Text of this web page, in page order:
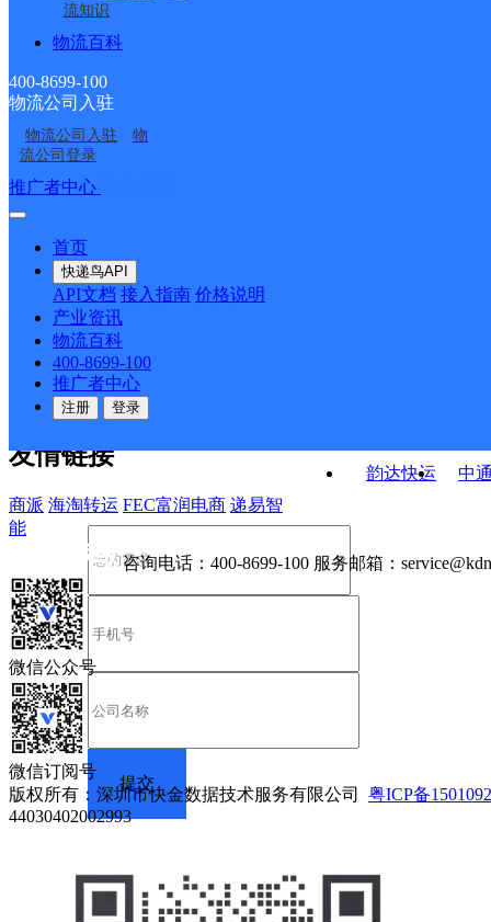
流知识
物流百科
400-8699-100
物流公司入驻
物流公司入驻
物
流公司登录
推广者中心
首页
快递鸟API
API文档 接入指南 价格说明
产业资讯
物流百科
400-8699-100
推广者中心
注册 登录
殷涧邮政所
大溪河邮政所
总铺邮政支局
西泉邮政所
小溪河邮政支局
韵达快运
中
接口API
API接口 DEMO下载
关于我们
公司介绍 企业动态
合作伙伴 快递鸟接口服务协议
户隐私政策
友情链接
商派 海淘转运 FEC富润电商 递易智
能
咨询电话： 400-8699-100 服务邮箱：
微信公众号
微信订阅号
版权所有：深圳市快金数据技术服务有限公司 粤ICP备
44030402002993